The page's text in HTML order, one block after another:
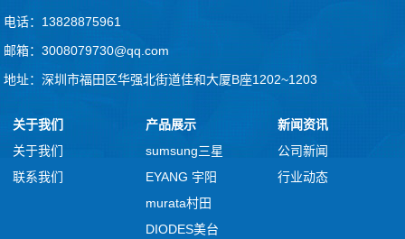
电话：13828875961
邮箱：3008079730@qq.com
地址：深圳市福田区华强北街道佳和大厦B座1202~1203
关于我们
关于我们
联系我们
产品展示
sumsung三星
EYANG 宇阳
murata村田
DIODES美台
新闻资讯
公司新闻
行业动态